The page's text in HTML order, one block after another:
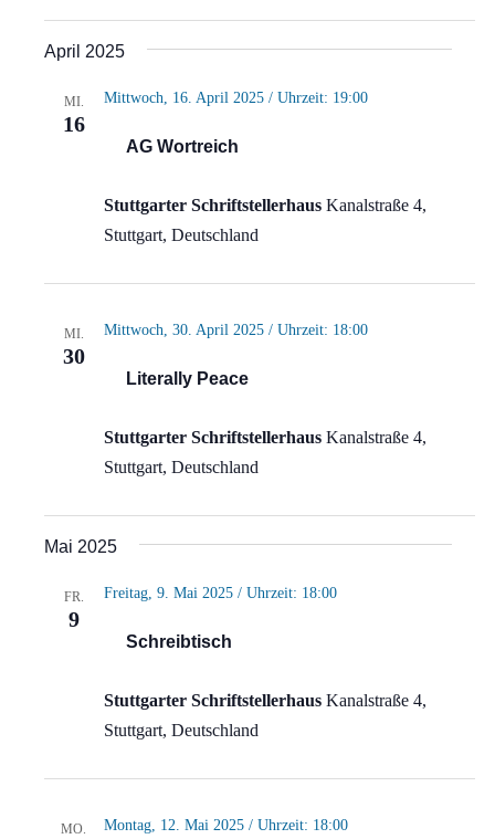
April 2025
MI.
16
AG Wortreich
Mittwoch, 16. April 2025 / Uhrzeit: 19:00
Stuttgarter Schriftstellerhaus Kanalstraße 4,
Stuttgart, Deutschland
MI.
30
Literally Peace
Mittwoch, 30. April 2025 / Uhrzeit: 18:00
Stuttgarter Schriftstellerhaus Kanalstraße 4,
Stuttgart, Deutschland
Mai 2025
FR.
9
Schreibtisch
Freitag, 9. Mai 2025 / Uhrzeit: 18:00
Stuttgarter Schriftstellerhaus Kanalstraße 4,
Stuttgart, Deutschland
MO. Montag, 12. Mai 2025 / Uhrzeit: 18:00